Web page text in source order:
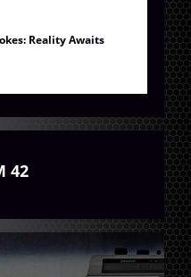
Reality Awaits
42